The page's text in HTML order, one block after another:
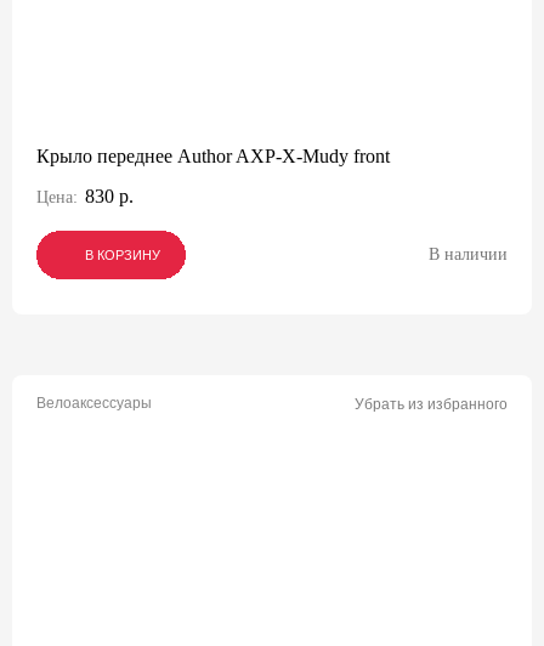
Крыло переднее Author AXP-X-Mudy front
Цена: 830 р.
В КОРЗИНУ
В КОРЗИНУ
В КОРЗИНУ В наличии
Велоаксессуары Убрать из избранного